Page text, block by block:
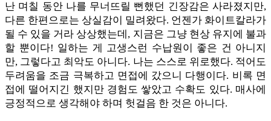
난 며칠 동안 나를 무너뜨릴 뻔했던 긴장감은 사라졌지만,
다른 한편으로는 상실감이 밀려왔다. 언젠가 화이트칼라가
될 수 있을 거라 상상했는데, 지금은 그냥 현상 유지에 불과
할 뿐이다! 일하는 게 고생스런 수납원이 좋은 건 아니지
만, 그렇다고 최악도 아니다. 나는 스스로 위로했다. 적어도
두려움을 조금 극복하고 면접에 갔으니 다행이다. 비록 면
접에 떨어지긴 했지만 경험도 쌓았고 수확도 있다. 매사에
긍정적으로 생각해야 하며 헛걸음 한 것은 아니다.